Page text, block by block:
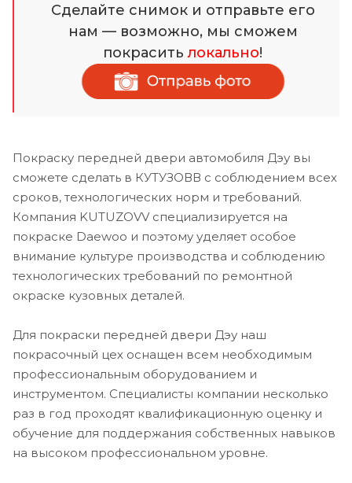
Сделайте снимок и отправьте его
нам — возможно, мы сможем
покраситьлокально!
Покраску передней двери автомобиля Дэу вы
сможете сделать в КУТУЗОВВ с соблюдением всех
сроков, технологических норм и требований.
Компания KUTUZOVV специализируется на
покраске Daewoo и поэтому уделяет особое
внимание культуре производства и соблюдению
технологических требований по ремонтной
окраске кузовных деталей.
Для покраски передней двери Дэу наш
покрасочный цех оснащен всем необходимым
профессиональным оборудованием и
инструментом. Специалисты компании несколько
раз в год проходят квалификационную оценку и
обучение для поддержания собственных навыков
на высоком профессиональном уровне.